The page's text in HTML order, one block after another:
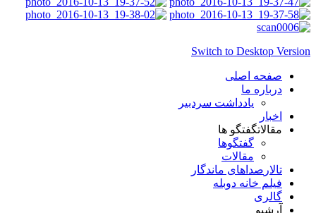
Switch to Desktop Version
صفحه اصلی
درباره ما
یادداشت سردبیر
اخبار
مقالاتگفتگو ها
گفتگوها
مقالات
تالار صداهای ماندگار
فیلم خانه دوبله
گالری
آرشیو